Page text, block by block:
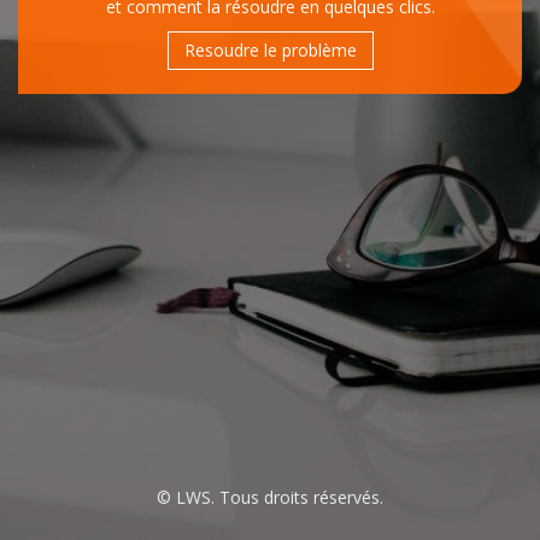
et comment la résoudre en quelques clics.
Resoudre le problème
© LWS. Tous droits réservés.